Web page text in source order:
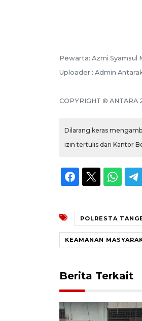
Pewarta: Azmi Syamsul
Uploader : Admin
COPYRIGHT © ANTARA
Dilarang keras
izin tertulis dari Kantor
POLRESTA
KEAMANAN
Berita Terkait